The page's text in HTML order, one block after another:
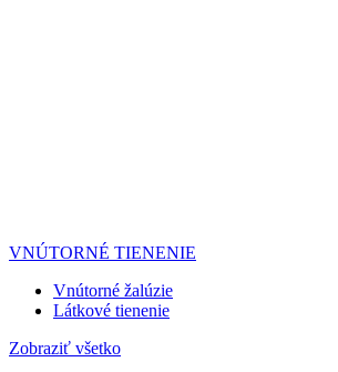
VNÚTORNÉ TIENENIE
Vnútorné žalúzie
Látkové tienenie
Zobraziť všetko